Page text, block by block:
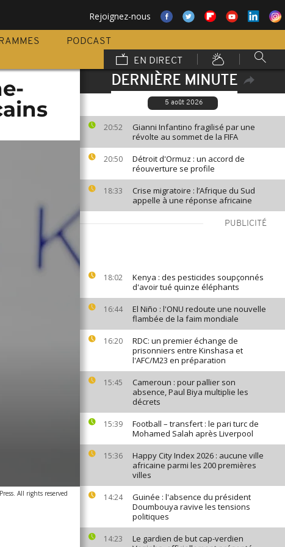
Rejoignez-nous
PODCAST
EN DIRECT
DERNIÈRE MINUTE
5 août 2026
20:52
Gianni Infantino fragilisé par une
révolte au sommet de la FIFA
20:50
Détroit d'Ormuz : un accord de
réouverture se profile
18:33
Crise migratoire : l’Afrique du Sud
appelle à une réponse africaine
PUBLICITÉ
18:02
Kenya : des pesticides soupçonnés
d'avoir tué quinze éléphants
16:44
El Niño : l'ONU redoute une nouvelle
flambée de la faim mondiale
16:20
RDC: un premier échange de
prisonniers entre Kinshasa et
l'AFC/M23 en préparation
15:45
Cameroun : pour pallier son
absence, Paul Biya multiplie les
décrets
15:39
Football – transfert : le pari turc de
Mohamed Salah après Liverpool
15:36
Happy City Index 2026 : aucune ville
africaine parmi les 200 premières
villes
14:24
Guinée : l'absence du président
Doumbouya ravive les tensions
politiques
14:23
Le gardien de but cap-verdien
All rights reserved